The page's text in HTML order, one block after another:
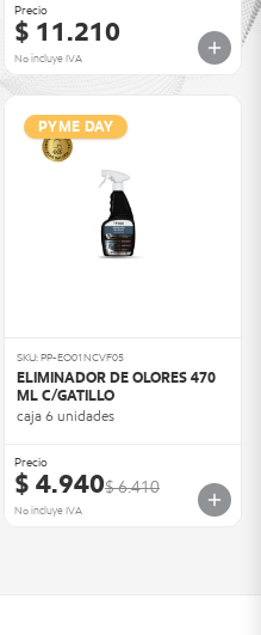
Precio
$ 11.210
No incluye IVA
PYME DAY
SKU: PP-EO01NCVF05
ELIMINADOR DE OLORES 470
ML C/GATILLO
caja 6 unidades
Precio
$ 4.940$ 6.410
No incluye IVA